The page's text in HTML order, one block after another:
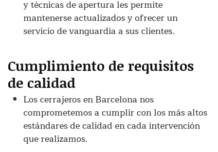
y técnicas de apertura les permite
mantenerse actualizados y ofrecer un
servicio de vanguardia a sus clientes.
Cumplimiento de requisitos
de calidad
Los cerrajeros en Barcelona nos
comprometemos a cumplir con los más altos
estándares de calidad en cada intervención
que realizamos.